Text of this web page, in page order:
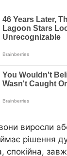
виросли
рішення
спокійна,